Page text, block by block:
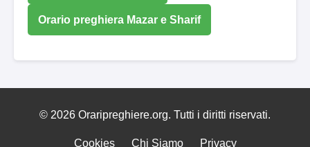
Orario preghiera Mazar e Sharif
© 2026 Oraripreghiere.org. Tutti i diritti riservati.
Cookies Chi Siamo Privacy